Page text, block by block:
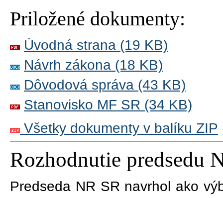
Priložené dokumenty:
Úvodná strana (19 KB)
Návrh zákona (18 KB)
Dôvodová správa (43 KB)
Stanovisko MF SR (34 KB)
Všetky dokumenty v balíku ZIP
Rozhodnutie predsedu
Predseda NR SR navrhol ako